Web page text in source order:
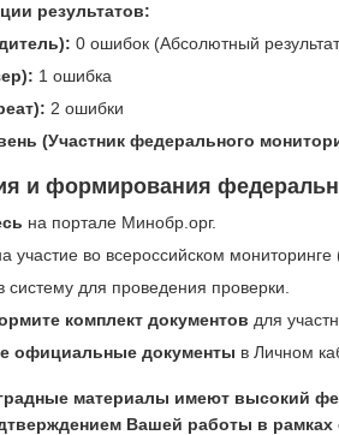
результатов:
0 ошибок (Абсолютный
1 ошибка
2 ошибки
(Участник федерального
и формирования
на портале Минобр.орг.
участие во всероссийском
систему для проведения проверки.
комплект документов для
официальные документы в Личном
материалы имеют высокий
Вашей работы в рамках